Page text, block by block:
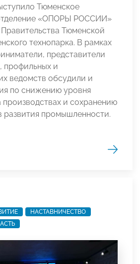
Тюменское
«ОПОРЫ РОССИИ»
Тюменской
технопарка. В рамках
представители
профильных и
ведомств обсудили и
по снижению уровня
производствах и сохранению
развития промышленности.
НАСТАВНИЧЕСТВО